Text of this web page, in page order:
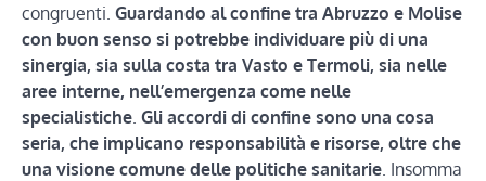
congruenti. Guardando al confine tra Abruzzo e Molise
con buon senso si potrebbe individuare più di una
sinergia, sia sulla costa tra Vasto e Termoli, sia nelle
aree interne, nell’emergenza come nelle
specialistiche Gli accordi di confine sono una cosa
seria, che implicano responsabilità e risorse, oltre che
una visione comune delle politiche sanitarie . Insomma